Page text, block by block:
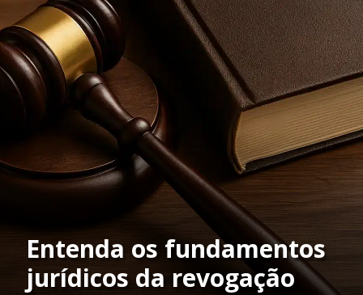
Entenda os fundamentos
jurídicos da revogação